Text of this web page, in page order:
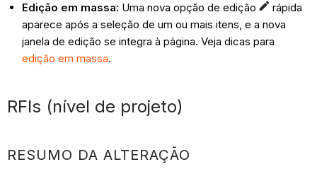
Edição em massa: Uma nova opção de edição
rápida
aparece após a seleção de um ou mais itens, e a nova
janela de edição se integra à página. Veja dicas para
edição em massa.
RFIs (nível de projeto)
RESUMO DA ALTERAÇÃO